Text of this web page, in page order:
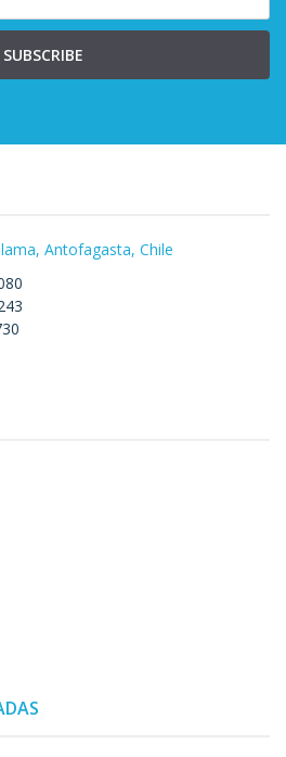
SUBSCRIBE
Antofagasta, Chile